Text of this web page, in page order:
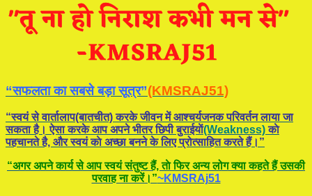
“सफलता का सबसे बड़ा सूत्र”(KMSRAJ51)
“स्वयं से वार्तालाप(बातचीत) करके जीवन में आश्चर्यजनक परिवर्तन लाया जा
सकता है। ऐसा करके आप अपने भीतर छिपी बुराईयाें(Weakness)काे
पहचानते है, और स्वयं काे अच्छा बनने के लिए प्रोत्साहित करते हैं।”
“अगर अपने कार्य से आप स्वयं संतुष्ट हैं, ताे फिर अन्य लोग क्या कहते हैं उसकी
परवाह ना करें।”~KMSRAj51